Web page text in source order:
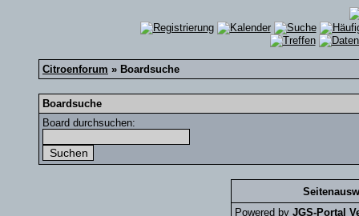
Citroenforum » Boardsuche
Boardsuche
Board durchsuchen:
Powered by JGS-Portal